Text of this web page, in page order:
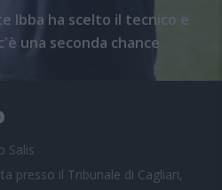
Ibba ha scelto il tecnico e
una seconda chance
Salis
presso il Tribunale di Cagliari,